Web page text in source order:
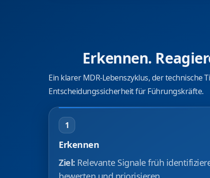
Erkennen.
Ein klarer MDR‑Lebenszyklus, der technische
Entscheidungssicherheit für Führungskräfte.
1
Erkennen
Ziel: Relevante Signale früh